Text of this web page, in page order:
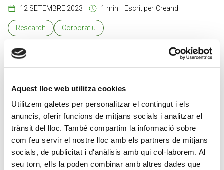
Aquest lloc web utilitza cookies
Utilitzem galetes per personalitzar el contingut i els
anuncis, oferir funcions de mitjans socials i analitzar el
trànsit del lloc. També compartim la informació sobre
com feu servir el nostre lloc amb els partners de mitjans
socials, de publicitat i d'anàlisis amb qui col·laborem. Al
seu torn, ells la poden combinar amb altres dades que
12 SETEMBRE 2023 1 min Escrit per Creand
Research Corporatiu
de Telegram i qui hi ha darrer dels comentaris que s’hi
publiquen?
Us presentem als nostres companys, Sheila i Roberto.
Als seus comentaris diaris se sumen els d’altres
col·laboradors amb peces d’anàlisi puntuals.